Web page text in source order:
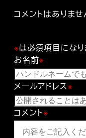
コメントはありませ
※は必須項目になり
お名前※
メールアドレス※
コメント※